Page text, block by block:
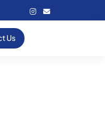
Us